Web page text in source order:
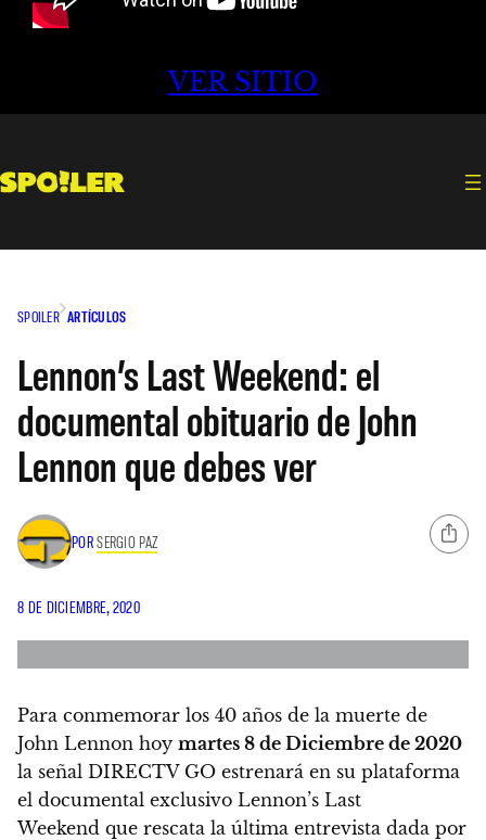
VER SITIO
SPOILER ARTÍCULOS
Lennon’s Last Weekend: el
documental obituario de John
Lennon que debes ver
PORSERGIO PAZ
8 DE DICIEMBRE, 2020
Para conmemorar los 40 años de la muerte de
John Lennon hoy martes 8 de Diciembre de 2020
la señal DIRECTV GO estrenará en su plataforma
el documental exclusivo Lennon’s Last
Weekend que rescata la última entrevista dada por